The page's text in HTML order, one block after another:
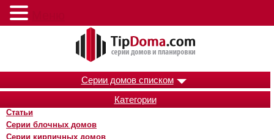
Серии домов списком
Категории
Статьи
Серии блочных домов
Серии кирпичных домов